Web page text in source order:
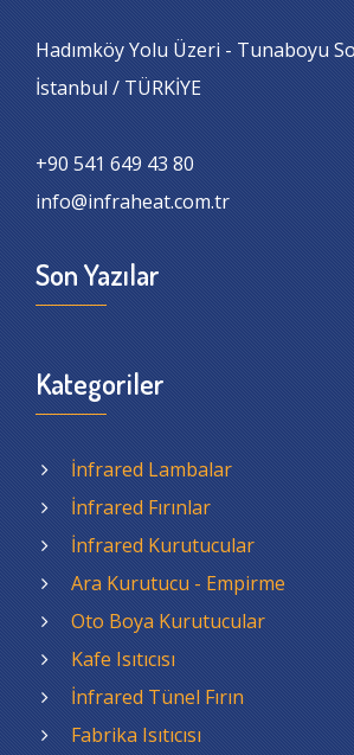
Hadımköy Yolu Üzeri - Tunaboyu
İstanbul / TÜRKİYE
+90 541 649 43 80
info@infraheat.com.tr
Son Yazılar
Kategoriler
İnfrared Lambalar
İnfrared Fırınlar
İnfrared Kurutucular
Ara Kurutucu - Empirme
Oto Boya Kurutucular
Kafe Isıtıcısı
İnfrared Tünel Fırın
Fabrika Isıtıcısı